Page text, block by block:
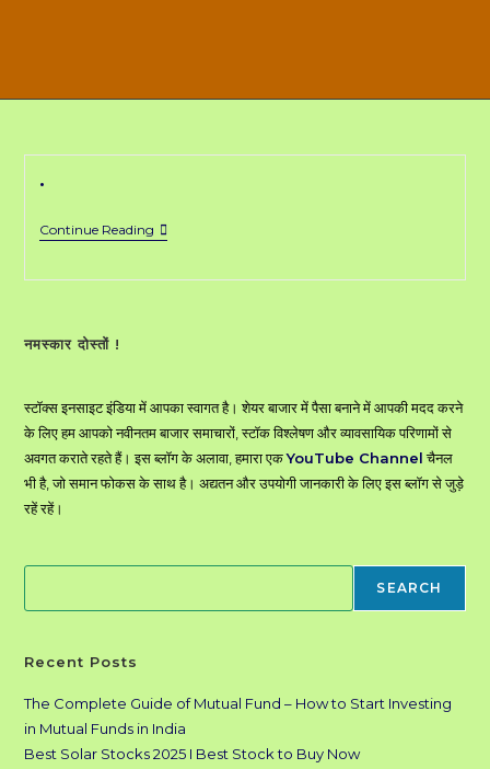
.
Continue Reading.
नमस्कार दोस्तों !
स्टॉक्स इनसाइट इंडिया में आपका स्वागत है। शेयर बाजार में पैसा बनाने में आपकी मदद करने
के लिए हम आपको नवीनतम बाजार समाचारों, स्टॉक विश्लेषण और व्यावसायिक परिणामों से
अवगत कराते रहते हैं। इस ब्लॉग के अलावा, हमारा एकYouTube Channelचैनल
भी है, जो समान फोकस के साथ है। अद्यतन और उपयोगी जानकारी के लिए इस ब्लॉग से जुड़े
रहें रहें।
SEARCH
Recent Posts
The Complete Guide of Mutual Fund – How to Start Investing
in Mutual Funds in India
Best Solar Stocks 2025 I Best Stock to Buy Now